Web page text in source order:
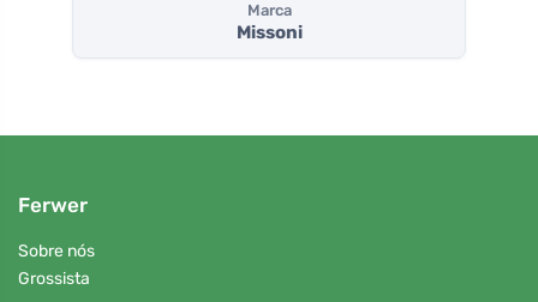
Marca
Missoni
Ferwer
Sobre nós
Grossista